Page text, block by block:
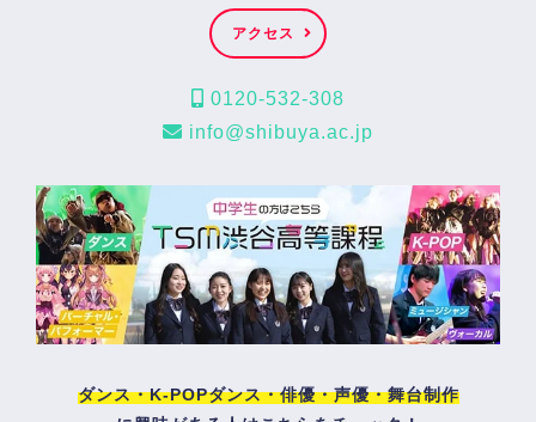
アクセス
0120-532-308
info@shibuya.ac.jp
ダンス・K-POPダンス・俳優・声優・舞台制作